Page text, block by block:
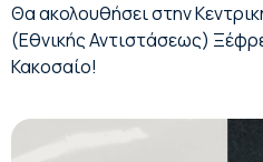
Θα ακολουθήσει στην
(Εθνικής Αντιστάσεως)
Κακοσαίο!